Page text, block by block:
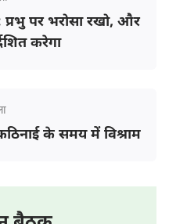
साथ घनिष्ठ संबंध बनाने
आशीष और आनंद से भर
हमारी वेबसाइट के
से हमसे संपर्क करें। हमें
प्रभु पर भरोसा रखो, और
करेगा
के समय में विश्राम